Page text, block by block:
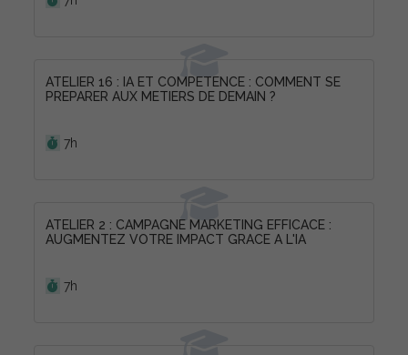
ATELIER 16 : IA ET COMPETENCE : COMMENT SE
PREPARER AUX METIERS DE DEMAIN ?
7h
ATELIER 2 : CAMPAGNE MARKETING EFFICACE :
AUGMENTEZ VOTRE IMPACT GRACE A L'IA
7h